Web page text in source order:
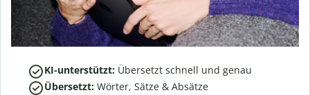
KI-unterstützt: Übersetzt schnell und genau
Übersetzt: Wörter, Sätze & Absätze